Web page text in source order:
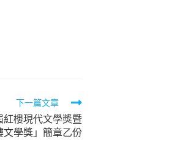
下一篇文章
樓現代文學獎暨
文學獎」簡章乙份